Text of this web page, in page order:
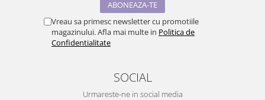
Vreau sa primesc newsletter cu promotiile
magazinului. Afla mai multe in Politica de
Confidentialitate
SOCIAL
Urmareste-ne in social media